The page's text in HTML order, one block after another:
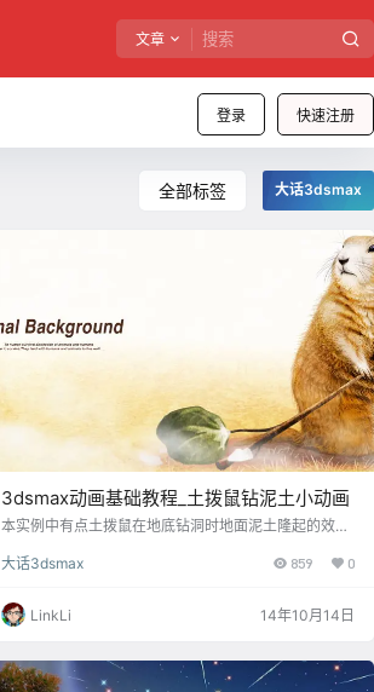
文章
登录 快速注册
全部标签 大话3dsmax
3dsmax动画基础教程_土拨鼠钻泥土小动画
本实例中有点土拨鼠在地底钻洞时地面泥土隆起的效
篇文章差不多，大家可以这里《随小球运动而塌陷的方
方块和球体之间的距离，if判断语句控制球体和方块的
位置关系，当两者距离小于某设定值时，高度做相应变
ate on…
大话3dsmax 859 0
LinkLi 14年10月14日